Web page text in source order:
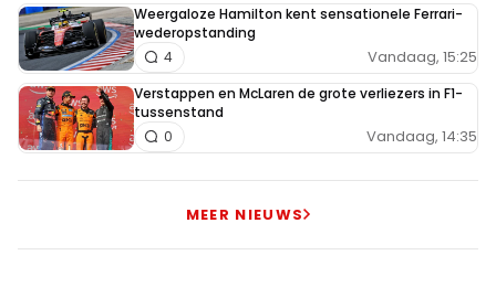
Weergaloze Hamilton kent sensationele Ferrari-
wederopstanding
Vandaag, 15:25
4
Verstappen en McLaren de grote verliezers in F1-
tussenstand
Vandaag, 14:35
0
MEER NIEUWS